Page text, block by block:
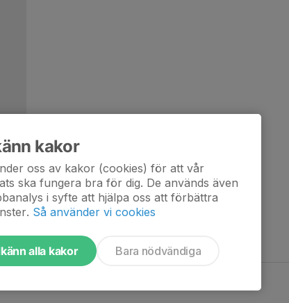
kakor
oss av kakor (cookies) för att vår
ska fungera bra för dig. De används även
i syfte att hjälpa oss att förbättra
Så använder vi cookies
alla kakor Bara nödvändiga